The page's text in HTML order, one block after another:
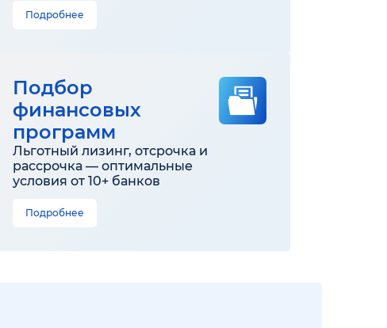
Подробнее
Подбор
финансовых
программ
Льготный лизинг, отсрочка и
рассрочка — оптимальные
условия от 10+ банков
Подробнее